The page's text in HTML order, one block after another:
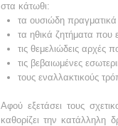
στα κάτωθι:
τα ουσιώδη πραγματικά
τα ηθικά ζητήματα που
τις θεμελιώδεις αρχές
τις βεβαιωμένες
τους εναλλακτικούς
Αφού εξετάσει τους
καθορίζει την κατάλληλη